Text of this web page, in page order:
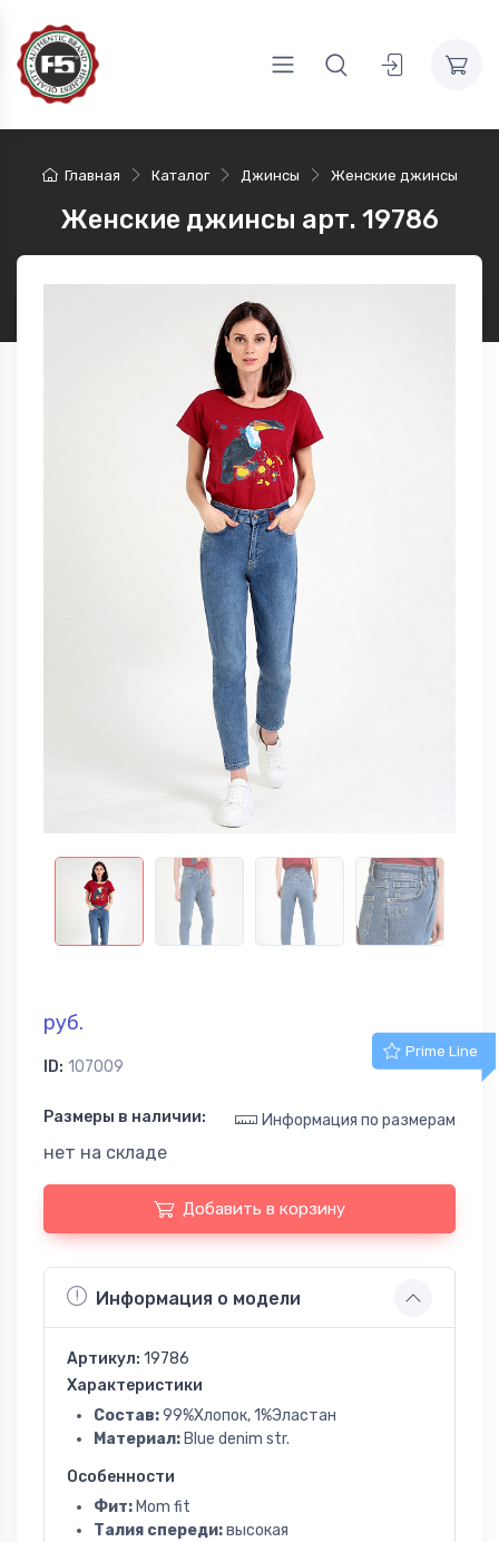
Главная Каталог Джинсы Женские джинсы
Женские джинсы арт. 19786
руб.
Prime Line
ID: 107009
Размеры в наличии: Информация по размерам
нет на складе
Добавить в корзину
Информация о модели
Артикул: 19786
Характеристики
Состав:99%Хлопок, 1%Эластан
Материал: Blue denim str.
Особенности
Фит: Mom fit
Талия спереди:высокая